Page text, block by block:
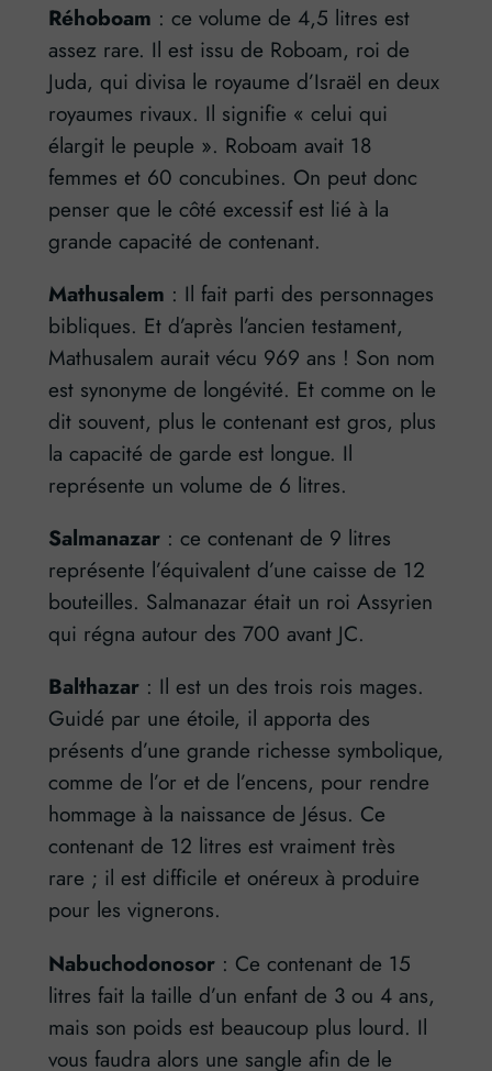
Réhoboam : ce volume de 4,5 litres est
assez rare. Il est issu de Roboam, roi de
Juda, qui divisa le royaume d’Israël en deux
royaumes rivaux. Il signifie « celui qui
élargit le peuple ». Roboam avait 18
femmes et 60 concubines. On peut donc
penser que le côté excessif est lié à la
grande capacité de contenant.
Mathusalem : Il fait parti des personnages
bibliques. Et d’après l’ancien testament,
Mathusalem aurait vécu 969 ans ! Son nom
est synonyme de longévité. Et comme on le
dit souvent, plus le contenant est gros, plus
la capacité de garde est longue. Il
représente un volume de 6 litres.
Salmanazar: ce contenant de 9 litres
représente l’équivalent d’une caisse de 12
bouteilles. Salmanazar était un roi Assyrien
qui régna autour des 700 avant JC.
Balthazar: Il est un des trois rois mages.
Guidé par une étoile, il apporta des
présents d’une grande richesse symbolique,
comme de l’or et de l’encens, pour rendre
hommage à la naissance de Jésus. Ce
contenant de 12 litres est vraiment très
rare ; il est difficile et onéreux à produire
pour les vignerons.
Nabuchodonosor: Ce contenant de 15
litres fait la taille d’un enfant de 3 ou 4 ans,
mais son poids est beaucoup plus lourd. Il
vous faudra alors une sangle afin de le